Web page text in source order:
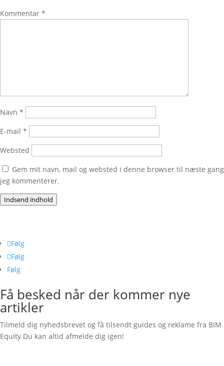
Kommentar *
Navn *
E-mail *
Websted
Gem mit navn, mail og websted i denne browser til næste gang
jeg kommenterer.
Indsend indhold
Følg os her
Følg
Følg
Følg
Få besked når der kommer nye
artikler
Tilmeld dig nyhedsbrevet og få tilsendt guides og reklame fra BIM
Equity Du kan altid afmelde dig igen!